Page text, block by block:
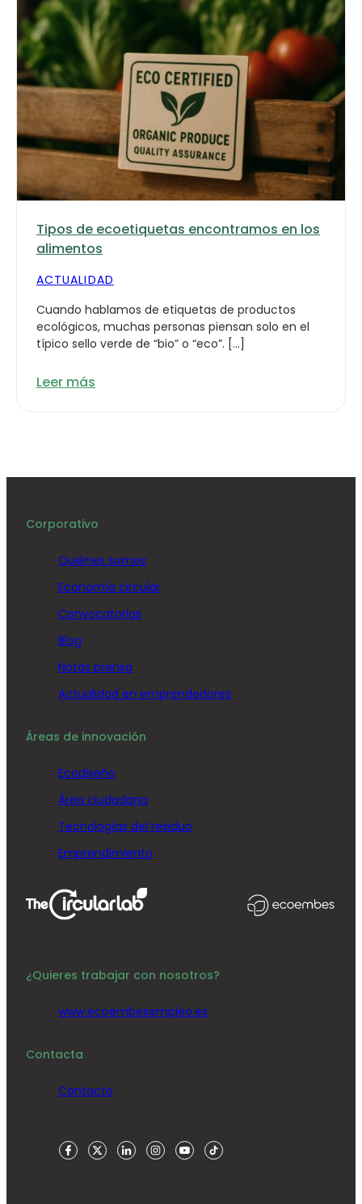
Tipos de ecoetiquetas encontramos en los
alimentos
ACTUALIDAD
Cuando hablamos de etiquetas de productos
ecológicos, muchas personas piensan solo en el
típico sello verde de “bio” o “eco”. […]
Leer más
Corporativo
Quiénes somos
Economía circular
Convocatorias
Blog
Notas prensa
Actualidad en emprendedores
Áreas de innovación
Ecodiseño
Área ciudadana
Tecnologías del residuo
Emprendimiento
¿Quieres trabajar con nosotros?
www.ecoembesempleo.es
Contacta
Contacto